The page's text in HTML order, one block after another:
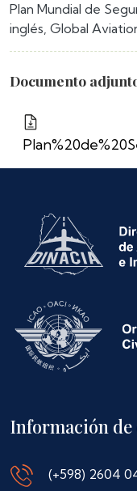
Plan Mundial de
inglés, Global
Documento
Información de
(+598) 2604